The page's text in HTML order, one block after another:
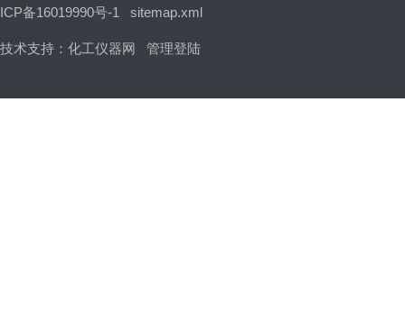
ICP备16019990号-1 sitemap.xml
技术支持： 化工仪器网 管理登陆